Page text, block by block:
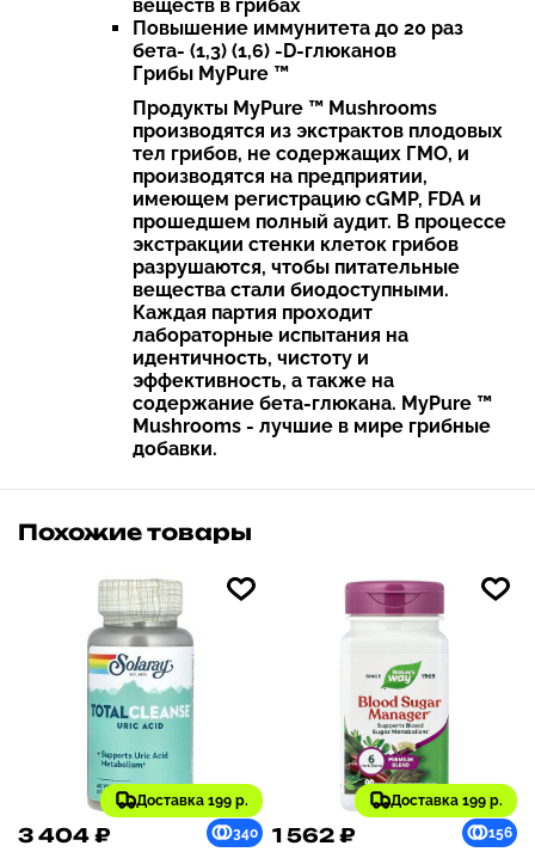
веществ в грибах
Повышение иммунитета до 20 раз
бета- (1,3) (1,6) -D-глюканов
Грибы MyPure ™
Продукты MyPure ™ Mushrooms
производятся из экстрактов плодовых
тел грибов, не содержащих ГМО, и
производятся на предприятии,
имеющем регистрацию cGMP, FDA и
прошедшем полный аудит. В процессе
экстракции стенки клеток грибов
разрушаются, чтобы питательные
вещества стали биодоступными.
Каждая партия проходит
лабораторные испытания на
идентичность, чистоту и
эффективность, а также на
содержание бета-глюкана. MyPure ™
Mushrooms - лучшие в мире грибные
добавки.
Похожие товары
Доставка 199 р.
3 404 ₽ 340
Доставка 199 р.
1 562 ₽ 156